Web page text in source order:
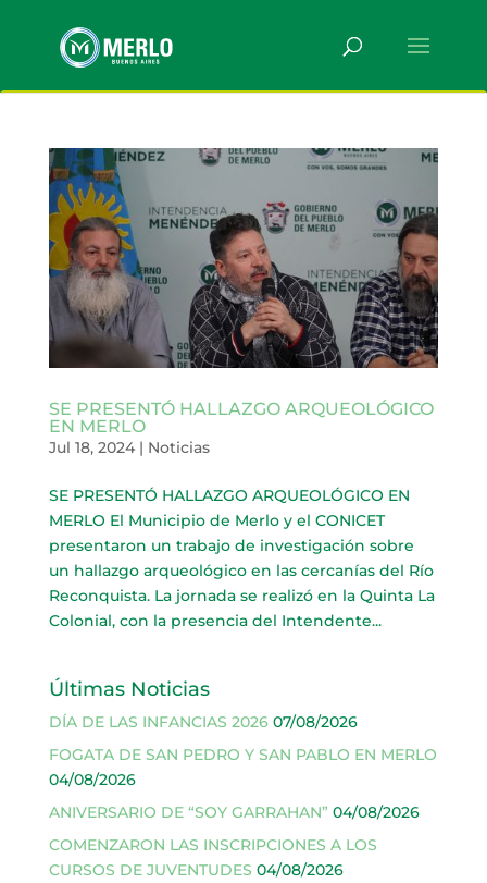
SE PRESENTÓ HALLAZGO ARQUEOLÓGICO
EN MERLO
Jul 18, 2024| Noticias
SE PRESENTÓ HALLAZGO ARQUEOLÓGICO EN
MERLO El Municipio de Merlo y el CONICET
presentaron un trabajo de investigación sobre
un hallazgo arqueológico en las cercanías del Río
Reconquista. La jornada se realizó en la Quinta La
Colonial, con la presencia del Intendente...
Últimas Noticias
DÍA DE LAS INFANCIAS 2026 07/08/2026
FOGATA DE SAN PEDRO Y SAN PABLO EN MERLO
04/08/2026
ANIVERSARIO DE “SOY GARRAHAN” 04/08/2026
COMENZARON LAS INSCRIPCIONES A LOS
CURSOS DE JUVENTUDES 04/08/2026